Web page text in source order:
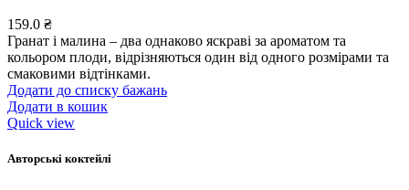
159.0 ₴
Гранат і малина – два однаково яскраві за ароматом та
кольором плоди, відрізняються один від одного розмірами та
смаковими відтінками.
Додати до списку бажань
Додати в кошик
Quick view
Авторські коктейлі